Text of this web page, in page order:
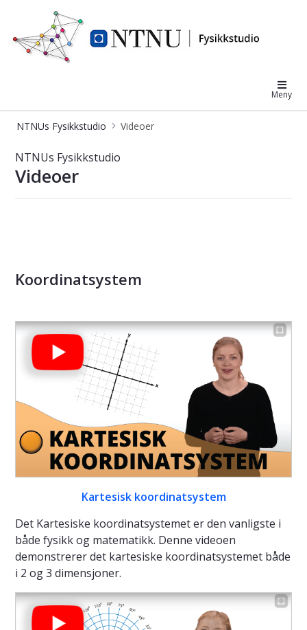
NTNUs Fysikkstudio
Meny
NTNUs Fysikkstudio Videoer
Videoer - NTNU Fysikkstudio
NTNUs Fysikkstudio
Videoer
Koordinatsystem
Kartesisk koordinatsystem
Det Kartesiske koordinatsystemet er den vanligste i
både fysikk og matematikk. Denne videoen
demonstrerer det kartesiske koordinatsystemet både
i 2 og 3 dimensjoner.